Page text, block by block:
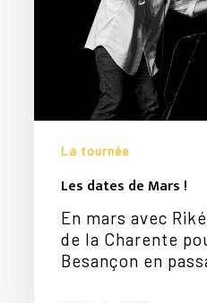
La tournée
Les dates de Mars !
En mars avec
de la Charente
Besançon en